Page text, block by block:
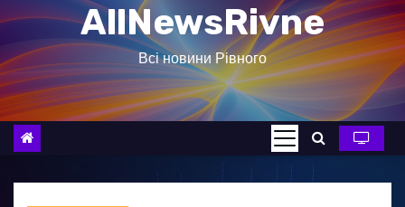
и
о
в
AllNewsRivne
Всі новини Рівного